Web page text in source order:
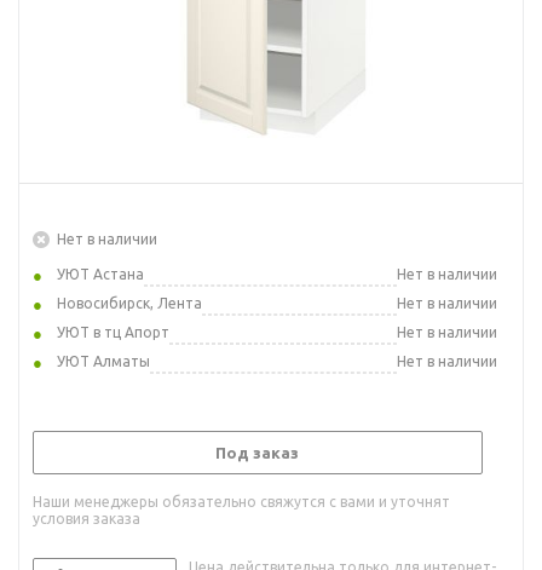
Нет в наличии
УЮТ Астана
Нет в наличии
Новосибирск, Лента
Нет в наличии
УЮТ в тц Апорт
Нет в наличии
УЮТ Алматы
Нет в наличии
Под заказ
Наши менеджеры обязательно свяжутся с вами и уточнят
условия заказа
Цена действительна только для интернет-